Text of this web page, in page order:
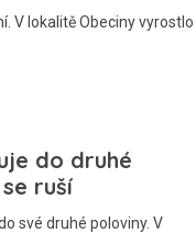
V lokalitě Obeciny vyrostlo
do druhé
ruší
své druhé poloviny. V